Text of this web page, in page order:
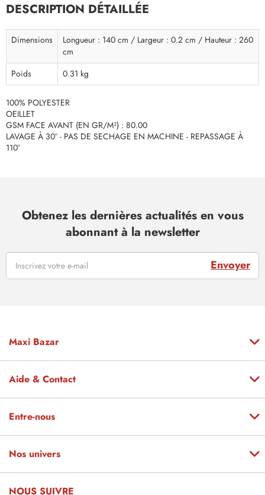
DESCRIPTION DÉTAILLÉE
Dimensions
Longueur : 140 cm / Largeur : 0.2 cm / Hauteur : 260
cm
Poids
0.31 kg
100% POLYESTER
OEILLET
GSM FACE AVANT (EN GR/M²) : 80.00
LAVAGE À 30° - PAS DE SECHAGE EN MACHINE - REPASSAGE À
110°
Obtenez les dernières actualités en vous
abonnant à la newsletter
Envoyer
Maxi Bazar
Aide & Contact
Entre-nous
Nos univers
NOUS SUIVRE